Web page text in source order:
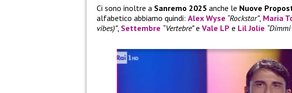
Ci sono inoltre a Sanremo 2025 anche le Nuove
alfabetico abbiamo quindi: Alex Wyse “Rockstar”, Maria
vibes)”, Settembre “Vertebre”e Vale LP e Lil Jolie